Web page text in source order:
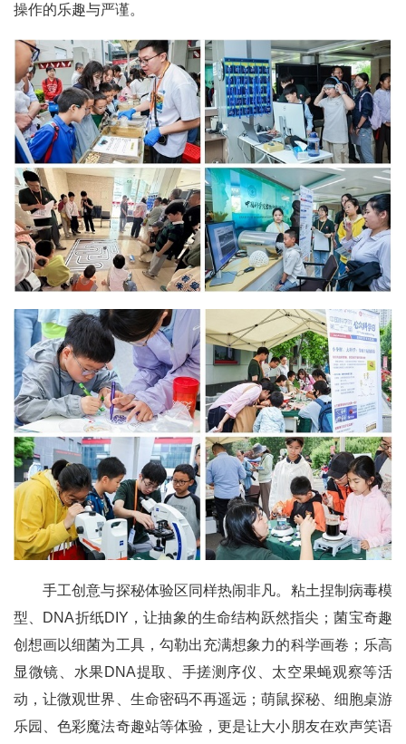
操作的乐趣与严谨。
手工创意与探秘体验区同样热闹非凡。粘土捏制病毒模
型、DNA折纸DIY，让抽象的生命结构跃然指尖；菌宝奇趣
创想画以细菌为工具，勾勒出充满想象力的科学画卷；乐高
显微镜、水果DNA提取、手搓测序仪、太空果蝇观察等活
动，让微观世界、生命密码不再遥远；萌鼠探秘、细胞桌游
乐园、色彩魔法奇趣站等体验，更是让大小朋友在欢声笑语